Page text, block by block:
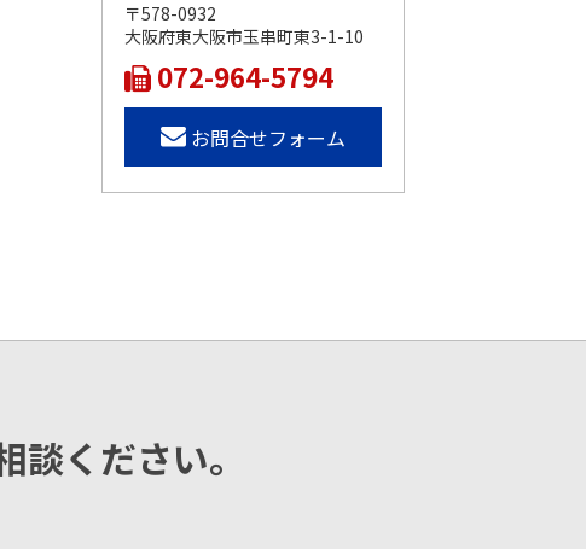
〒578-0932
大阪府東大阪市玉串町東3-1-10
072-964-5794
お問合せフォーム
ください。